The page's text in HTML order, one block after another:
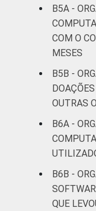
Fonte:
Estudos
B5A -
COM O
MESES
B5B -
OUTRAS
B6A -
B6B -
QUE